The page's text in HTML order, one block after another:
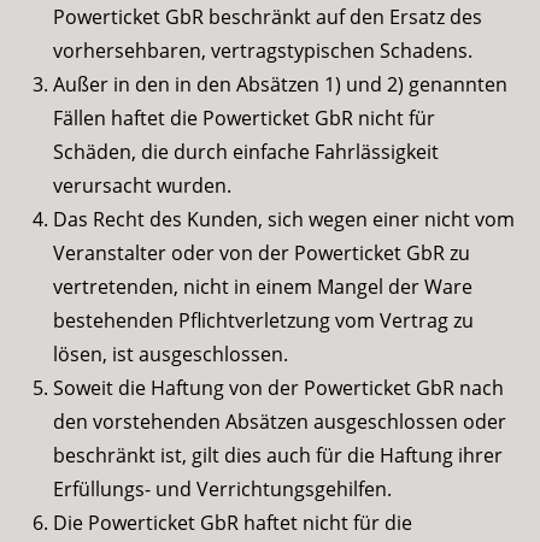
Powerticket GbR beschränkt auf den Ersatz des
vorhersehbaren, vertragstypischen Schadens.
Außer in den in den Absätzen 1) und 2) genannten
Fällen haftet die Powerticket GbR nicht für
Schäden, die durch einfache Fahrlässigkeit
verursacht wurden.
Das Recht des Kunden, sich wegen einer nicht vom
Veranstalter oder von der Powerticket GbR zu
vertretenden, nicht in einem Mangel der Ware
bestehenden Pflichtverletzung vom Vertrag zu
lösen, ist ausgeschlossen.
Soweit die Haftung von der Powerticket GbR nach
den vorstehenden Absätzen ausgeschlossen oder
beschränkt ist, gilt dies auch für die Haftung ihrer
Erfüllungs- und Verrichtungsgehilfen.
Die Powerticket GbR haftet nicht für die